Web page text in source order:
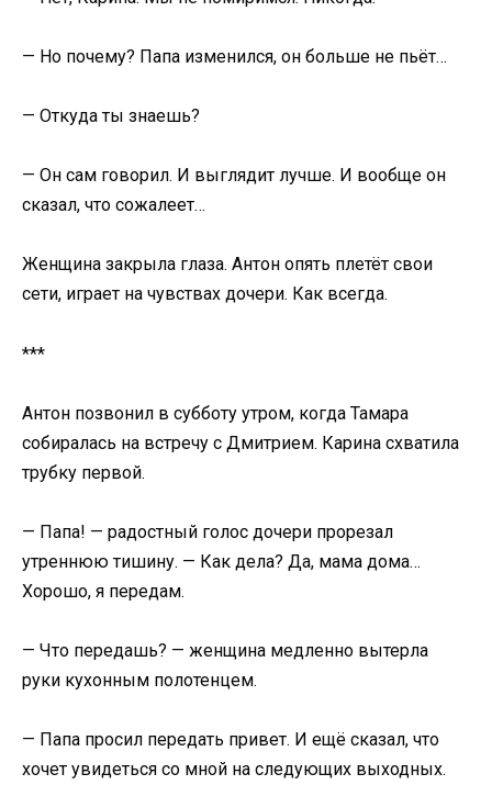
— Но почему? Папа изменился, он больше не пьёт…
— Откуда ты знаешь?
— Он сам говорил. И выглядит лучше. И вообще он
сказал, что сожалеет…
Женщина закрыла глаза. Антон опять плетёт свои
сети, играет на чувствах дочери. Как всегда.
***
Антон позвонил в субботу утром, когда Тамара
собиралась на встречу с Дмитрием. Карина схватила
трубку первой.
— Папа! — радостный голос дочери прорезал
утреннюю тишину. — Как дела? Да, мама дома…
Хорошо, я передам.
— Что передашь? — женщина медленно вытерла
руки кухонным полотенцем.
— Папа просил передать привет. И ещё сказал, что
хочет увидеться со мной на следующих выходных.